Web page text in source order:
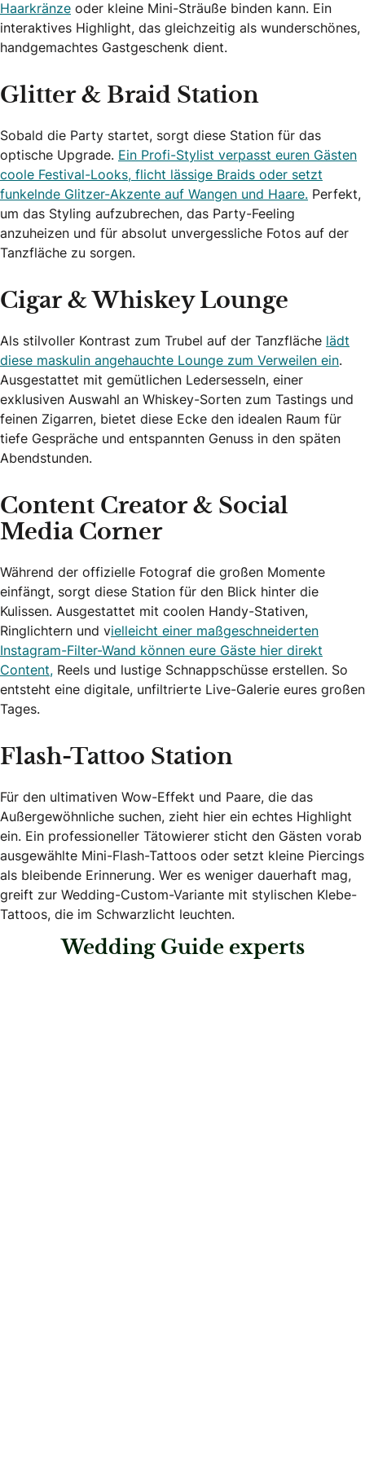
Haarkränze oder kleine Mini-Sträuße binden kann. Ein
interaktives Highlight, das gleichzeitig als wunderschönes,
handgemachtes Gastgeschenk dient.
Glitter & Braid Station
Sobald die Party startet, sorgt diese Station für das
optische Upgrade. Ein Profi-Stylist verpasst euren Gästen
coole Festival-Looks, flicht lässige Braids oder setzt
funkelnde Glitzer-Akzente auf Wangen und Haare. Perfekt,
um das Styling aufzubrechen, das Party-Feeling
anzuheizen und für absolut unvergessliche Fotos auf der
Tanzfläche zu sorgen.
Cigar & Whiskey Lounge
Als stilvoller Kontrast zum Trubel auf der Tanzfläche lädt
diese maskulin angehauchte Lounge zum Verweilen ein.
Ausgestattet mit gemütlichen Ledersesseln, einer
exklusiven Auswahl an Whiskey-Sorten zum Tastings und
feinen Zigarren, bietet diese Ecke den idealen Raum für
tiefe Gespräche und entspannten Genuss in den späten
Abendstunden.
Content Creator & Social
Media Corner
Während der offizielle Fotograf die großen Momente
einfängt, sorgt diese Station für den Blick hinter die
Kulissen. Ausgestattet mit coolen Handy-Stativen,
Ringlichtern und vielleicht einer maßgeschneiderten
Instagram-Filter-Wand können eure Gäste hier direkt
Content, Reels und lustige Schnappschüsse erstellen. So
entsteht eine digitale, unfiltrierte Live-Galerie eures großen
Tages.
Flash-Tattoo Station
Für den ultimativen Wow-Effekt und Paare, die das
Außergewöhnliche suchen, zieht hier ein echtes Highlight
ein. Ein professioneller Tätowierer sticht den Gästen vorab
ausgewählte Mini-Flash-Tattoos oder setzt kleine Piercings
als bleibende Erinnerung. Wer es weniger dauerhaft mag,
greift zur Wedding-Custom-Variante mit stylischen Klebe-
Tattoos, die im Schwarzlicht leuchten.
Wedding Guide experts